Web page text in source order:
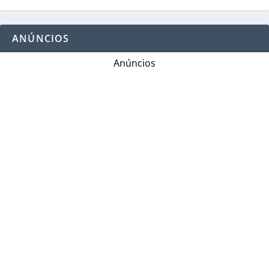
ANÚNCIOS
Anúncios